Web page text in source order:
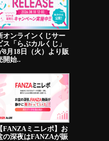
オンラインくじサー
ス「らぶカルくじ」
8月18日（火）より販
開始..
【FANZAミニレポ】お
の深夜はFANZAが賑